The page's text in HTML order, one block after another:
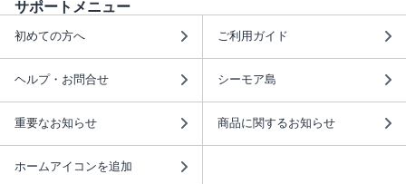
サポートメニュー
初めての方へ ご利用ガイド
ヘルプ・お問合せ シーモア島
重要なお知らせ 商品に関するお知らせ
ホームアイコンを追加